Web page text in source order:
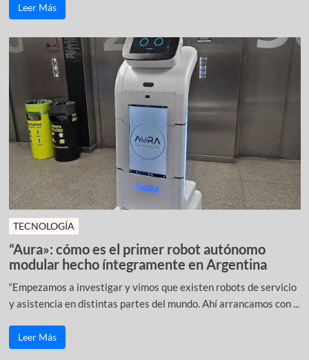
Leer Más
TECNOLOGÍA
“Aura»: cómo es el primer robot autónomo
modular hecho íntegramente en Argentina
“Empezamos a investigar y vimos que existen robots de servicio
y asistencia en distintas partes del mundo. Ahí arrancamos con ...
Leer Más